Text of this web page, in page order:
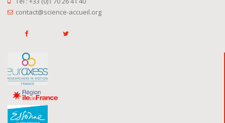
contact@science-accueil.org